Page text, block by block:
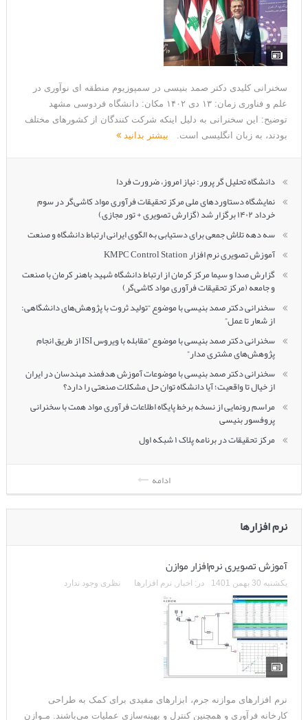
سخنرانی کلیدی دکتر صمد بنیسی در سمپوزیوم منطقه ای نوآوری در
علم و فناوری زمان: ۱۳ دی ۱۴۰۲ مکان: دانشگاه فردوسی مشهد
توضیح: این سخنرانی به دلیل اینکه شرکت کنندگان از کشورهای مختلف
بودند، به زبان انگلیسی است. بیشتر بدانید
دانشگاه تحلیل گر پرور: نیاز امروز، ضرورت فردا
نمایشگاه دستاوردهای ملی مرکز تحقیقات فرآوری مواد کاشی‌گر در سوم
خرداد ۱۴۰۲ برگزار شد (گزارش تصویری + تور مجازی)
سه دهه تلاش جمعی برای دستیابی به الگوی ایرانی ارتباط دانشگاه و صنعت
آموزش تصویری نرم افزار KMPC Control Station
گزارش صدا و سیما مرکز کرمان از ارتباط دانشگاه شهید باهنر کرمان با صنعت
و جامعه (مرکز تحقیقات فرآوری مواد کاشی‌گر)
سخنرانی دکتر صمد بنیسی با موضوع “تولید ثروت با پژوهش‌های دانشگاهی:
از شعار تا عمل”
سخنرانی دکتر صمد بنیسی با موضوع “مقابله با ویروس ISI از طریق انجام
پژوهش‌های مشتری مدار”
سخنرانی دکتر صمد بنیسی با موضوعات آموزش هدفمند مهندسان در ایران
از خیال تا واقعیت؛ آیا دانشگاه توان حل مشکلات صنعتی را دارد؟
مراسم رونمایی از نسخه برخط پایگاه اطلاعات فرآوری مواد همت با سخنرانی
پروفسور بنیسی
مرکز تحقیقات در برنامه پلاک ۱ شبکه اول
ادامه
نرم افزارها
آموزش تصویری نرم‌افزار موازن
یکشنبه 30 بهمن 1401 در: اخبار , نرم افزارها نظری وجود ندارد
نرم افزارهای موازنه جرم، ابزارهای مفیدی برای کمک به طراحی
کارخانه فرآوری و همچنین کنترل و بهینه‌سازی عملیات می‌باشند. مـوازن